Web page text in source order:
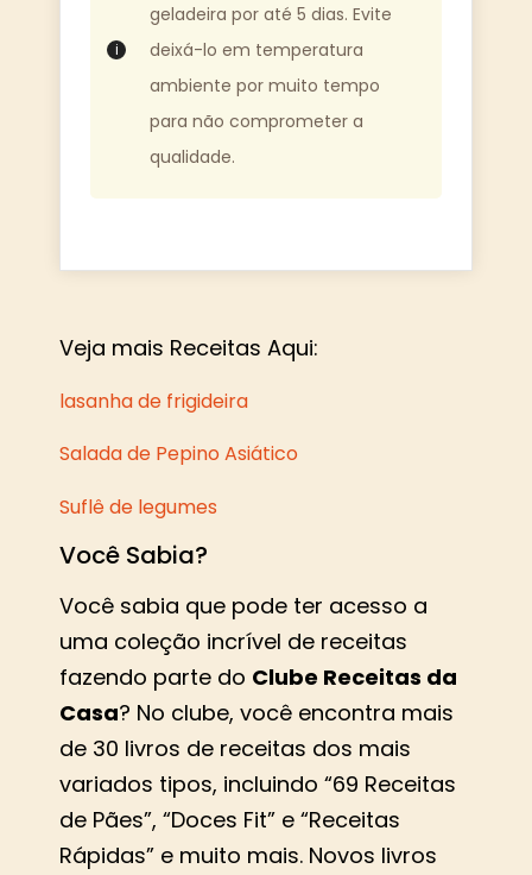
geladeira por até 5 dias. Evite
deixá-lo em temperatura
ambiente por muito tempo
para não comprometer a
qualidade.
Veja mais Receitas Aqui:
lasanha de frigideira
Salada de Pepino Asiático
Suflê de legumes
Você Sabia?
Você sabia que pode ter acesso a
uma coleção incrível de receitas
fazendo parte do Clube Receitas da
Casa? No clube, você encontra mais
de 30 livros de receitas dos mais
variados tipos, incluindo “69 Receitas
de Pães”, “Doces Fit” e “Receitas
Rápidas” e muito mais. Novos livros